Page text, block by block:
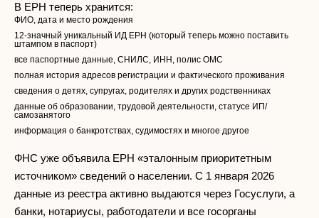
В ЕРН теперь хранится:
ФИО, дата и место рождения
12-значный уникальный ИД ЕРН (который теперь можно поставить
штампом в паспорт)
все паспортные данные, СНИЛС, ИНН, полис ОМС
полная история адресов регистрации и фактического проживания
сведения о детях, супругах, родителях и других родственниках
данные об образовании, трудовой деятельности, статусе ИП/
самозанятого
информация о банкротствах, судимостях и многое другое
ФНС уже объявила ЕРН «эталонным приоритетным
источником» сведений о населении. С 1 января 2026
данные из реестра активно выдаются через Госуслуги, а
банки, нотариусы, работодатели и все госорганы